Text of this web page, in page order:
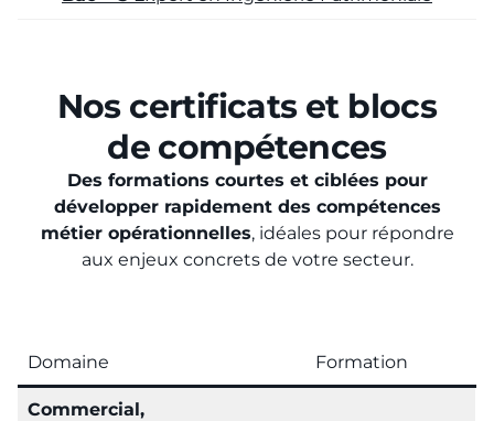
Nos certificats et blocs
de compétences
Des formations courtes et ciblées pour
développer rapidement des compétences
métier opérationnelles, idéales pour répondre
aux enjeux concrets de votre secteur.
Domaine Formation
Commercial,